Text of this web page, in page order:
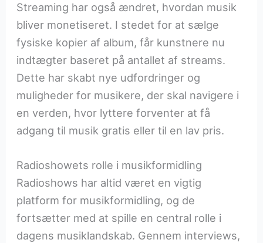
Streaming har også ændret, hvordan musik
bliver monetiseret. I stedet for at sælge
fysiske kopier af album, får kunstnere nu
indtægter baseret på antallet af streams.
Dette har skabt nye udfordringer og
muligheder for musikere, der skal navigere i
en verden, hvor lyttere forventer at få
adgang til musik gratis eller til en lav pris.
Radioshowets rolle i musikformidling
Radioshows har altid været en vigtig
platform for musikformidling, og de
fortsætter med at spille en central rolle i
dagens musiklandskab. Gennem interviews,